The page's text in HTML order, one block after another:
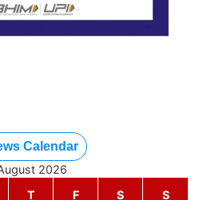
Calendar
2026
T F S S